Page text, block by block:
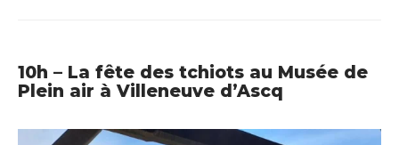
10h – La fête des tchiots au Musée de
Plein air à Villeneuve d’Ascq